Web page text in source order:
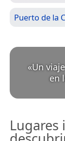
Puerto de la
«Un
en